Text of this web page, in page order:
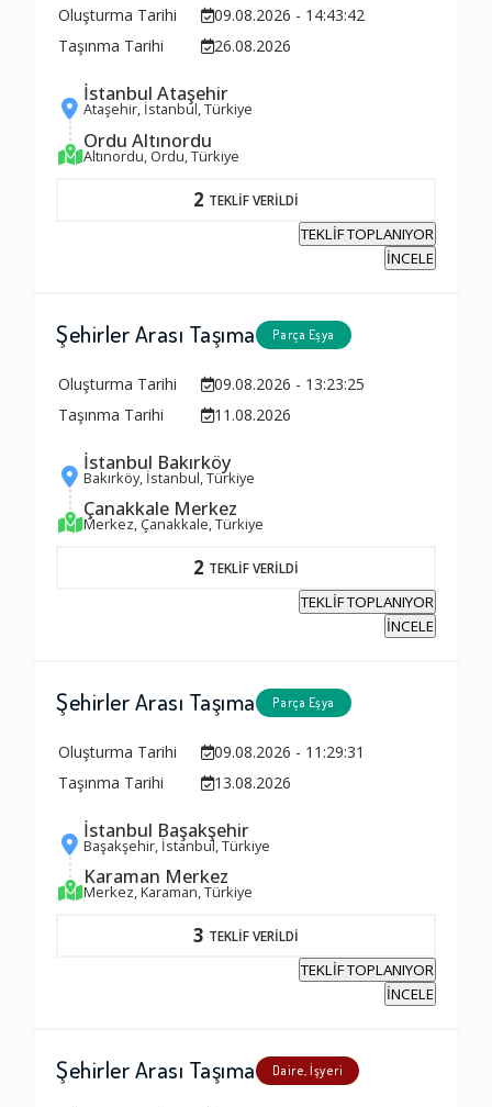
Oluşturma Tarihi
09.08.2026 - 14:43:42
Taşınma Tarihi
26.08.2026
İstanbul Ataşehir
Ataşehir, İstanbul, Türkiye
Ordu Altınordu
Altınordu, Ordu, Türkiye
2 TEKLİF VERİLDİ
TEKLİF TOPLANIYOR
İNCELE
Şehirler Arası Taşıma Parça Eşya
Oluşturma Tarihi
09.08.2026 - 13:23:25
Taşınma Tarihi
11.08.2026
İstanbul Bakırköy
Bakırköy, İstanbul, Türkiye
Çanakkale Merkez
Merkez, Çanakkale, Türkiye
2 TEKLİF VERİLDİ
TEKLİF TOPLANIYOR
İNCELE
Şehirler Arası Taşıma Parça Eşya
Oluşturma Tarihi
09.08.2026 - 11:29:31
Taşınma Tarihi
13.08.2026
İstanbul Başakşehir
Başakşehir, İstanbul, Türkiye
Karaman Merkez
Merkez, Karaman, Türkiye
3 TEKLİF VERİLDİ
TEKLİF TOPLANIYOR
İNCELE
Şehirler Arası Taşıma Daire, İşyeri
Zamanlama
Firma Çalışanları
1.0
1.0